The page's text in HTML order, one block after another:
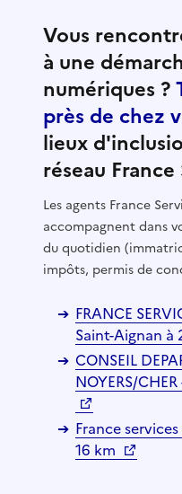
Vous
à une
numériques ?
près de chez
lieux
réseau
Les agents France
accompagnent dans
du quotidien
impôts, permis de
FRANCE
Saint-Aignan à
CONSEIL
NOYERS/
France
16 km